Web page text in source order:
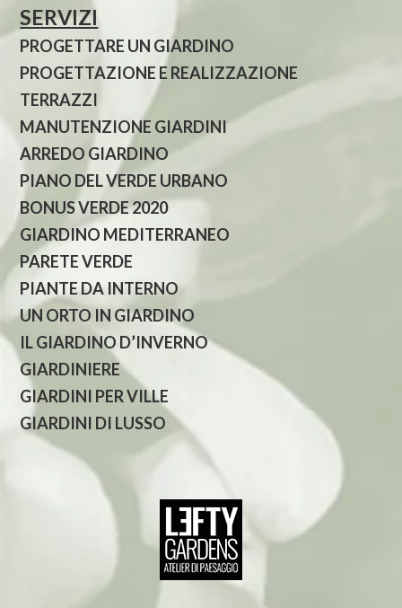
SERVIZI
PROGETTARE UN GIARDINO
PROGETTAZIONE E REALIZZAZIONE
TERRAZZI
MANUTENZIONE GIARDINI
ARREDO GIARDINO
PIANO DEL VERDE URBANO
BONUS VERDE 2020
GIARDINO MEDITERRANEO
PARETE VERDE
PIANTE DA INTERNO
UN ORTO IN GIARDINO
IL GIARDINO D’INVERNO
GIARDINIERE
GIARDINI PER VILLE
GIARDINI DI LUSSO